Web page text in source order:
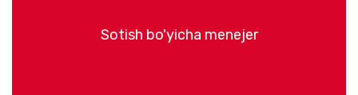
Sotish bo'yicha menejer